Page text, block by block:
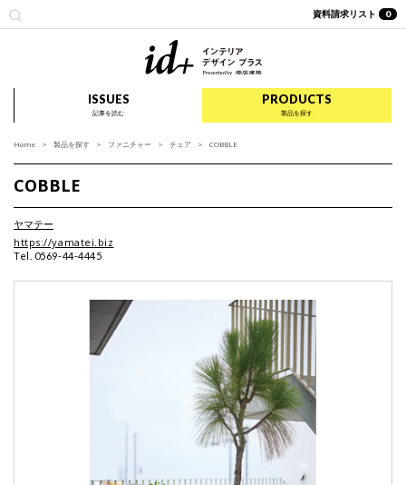
資料請求リスト 0
ISSUES
記事を読む
PRODUCTS
製品を探す
Home 製品を探す ファニチャー チェア COBBLE
COBBLE
ヤマテー
https://yamatei.biz
Tel. 0569-44-4445